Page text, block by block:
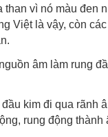
than vì nó màu đen
Việt là vậy, còn
âm làm rung
đầu kim đi qua rãnh
rung động thành